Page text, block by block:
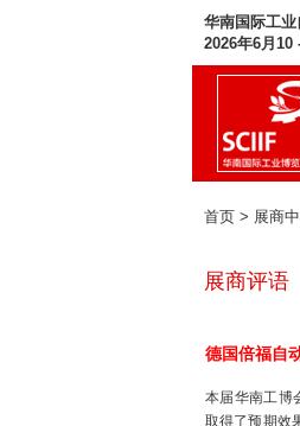
华南国际工
2026年6月10
首页 > 展商
展商评语
德国倍福自
本届华南工博
取得了预期效